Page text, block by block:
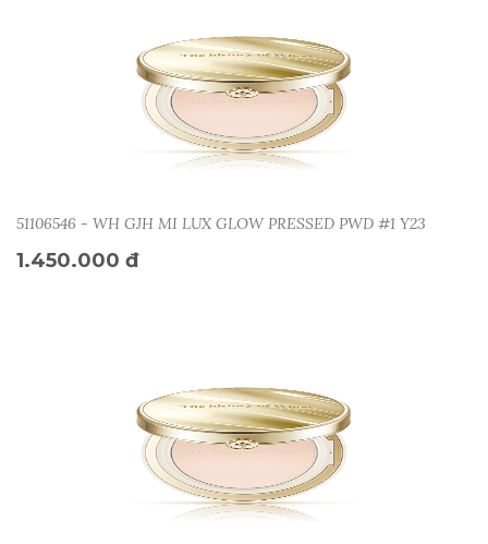
51106546 - WH GJH MI LUX GLOW PRESSED PWD #1 Y23
1.450.000 đ